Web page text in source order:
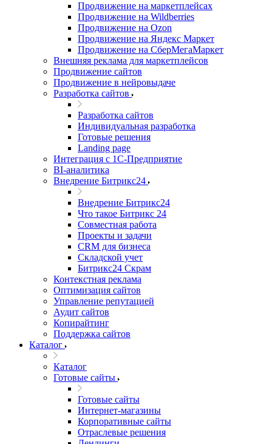
Продвижение на маркетплейсах
Продвижение на Wildberries
Продвижение на Ozon
Продвижение на Яндекс Маркет
Продвижение на СберМегаМаркет
Внешняя реклама для маркетплейсов
Продвижение сайтов
Продвижение в нейровыдаче
Разработка сайтов
Разработка сайтов
Индивидуальная разработка
Готовые решения
Landing page
Интеграция с 1С-Предприятие
BI-аналитика
Внедрение Битрикс24
Внедрение Битрикс24
Что такое Битрикс 24
Совместная работа
Проекты и задачи
СRМ для бизнеса
Складской учет
Битрикс24 Скрам
Контекстная реклама
Оптимизация сайтов
Управление репутацией
Аудит сайтов
Копирайтинг
Поддержка сайтов
Каталог
Каталог
Готовые сайты
Готовые сайты
Интернет-магазины
Корпоративные сайты
Отраслевые решения